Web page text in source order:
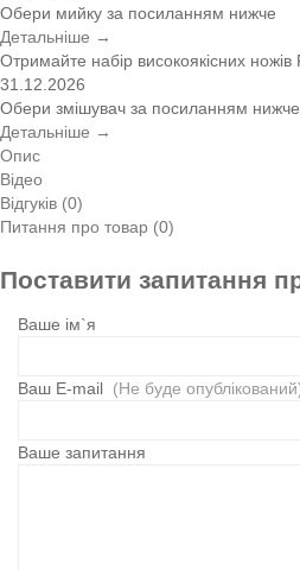
Обери мийку за посиланням нижче
Детальніше →
Отримайте набір високоякісних ножів
31.12.2026
Обери змішувач за посиланням нижче
Детальніше →
Опис
Відео
Відгуків (0)
Питання про товар (0)
Поставити запитання
Ваше ім`я
Ваш E-mail (Не буде
Ваше запитання